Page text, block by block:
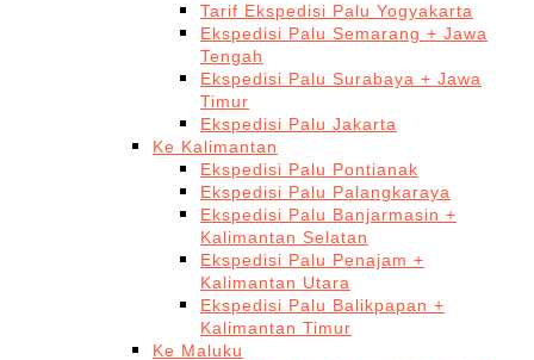
Tarif Ekspedisi Palu Yogyakarta
Ekspedisi Palu Semarang + Jawa
Tengah
Ekspedisi Palu Surabaya + Jawa
Timur
Ekspedisi Palu Jakarta
Ke Kalimantan
Ekspedisi Palu Pontianak
Ekspedisi Palu Palangkaraya
Ekspedisi Palu Banjarmasin +
Kalimantan Selatan
Ekspedisi Palu Penajam +
Kalimantan Utara
Ekspedisi Palu Balikpapan +
Kalimantan Timur
Ke Maluku